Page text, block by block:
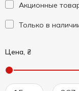
Акционные
Только в
Цена, ₴